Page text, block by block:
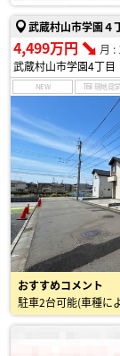
武蔵村山市学園４
4,499万円
月 :
武蔵村山市学園4丁
NEW 現地見
おすすめコメント
駐車2台可能(車種に